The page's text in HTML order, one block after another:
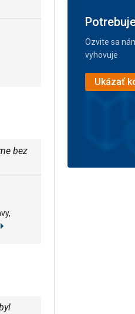
bez
Ozvite sa
vyhovuje
Ukázať